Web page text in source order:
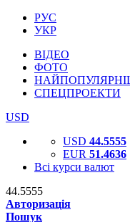
РУС
УКР
ВІДЕО
ФОТО
СПЕЦПРОЕКТИ
USD
USD 44.5555
EUR 51.4636
Всі курси валют
44.5555
Авторизація
Пошук